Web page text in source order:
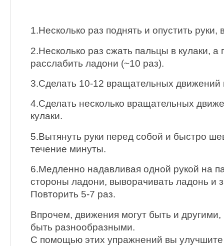
1.Несколько раз поднять и опустить руки,
2.Несколько раз сжать пальцы в кулаки, а
расслабить ладони (~10 раз).
3.Сделать 10-12 вращательных движений
4.Сделать несколько вращательных
кулаки.
5.Вытянуть руки перед собой и быстро
течение минуты.
6.Медленно надавливая одной рукой на
стороны ладони, выворачивать ладонь и
Повторить 5-7 раз.
Впрочем, движения могут быть и
быть разнообразными.
С помощью этих упражнений вы